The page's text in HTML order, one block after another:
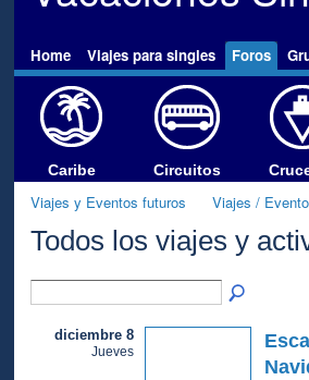
Home Viajes para singles Foros
Caribe Circuitos
Viajes y Eventos futuros Viajes /
Todos los viajes y
diciembre 8
Jueves